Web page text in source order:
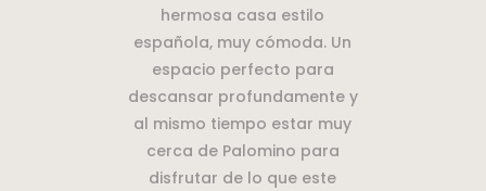
hermosa casa estilo
española, muy cómoda. Un
espacio perfecto para
descansar profundamente y
al mismo tiempo estar muy
cerca de Palomino para
disfrutar de lo que este